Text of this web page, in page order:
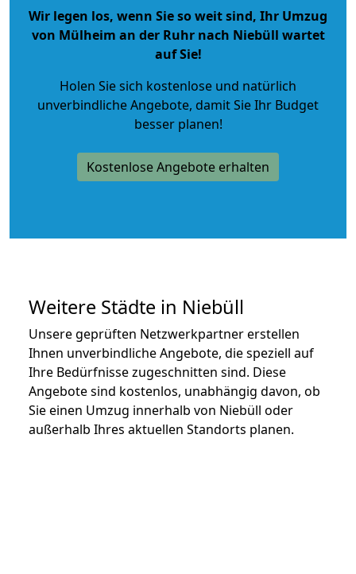
Wir legen los, wenn Sie so weit sind, Ihr Umzug
von Mülheim an der Ruhr nach Niebüll wartet
auf Sie!
Holen Sie sich kostenlose und natürlich
unverbindliche Angebote, damit Sie Ihr Budget
besser planen!
Kostenlose Angebote erhalten
Weitere Städte in Niebüll
Unsere geprüften Netzwerkpartner erstellen
Ihnen unverbindliche Angebote, die speziell auf
Ihre Bedürfnisse zugeschnitten sind. Diese
Angebote sind kostenlos, unabhängig davon, ob
Sie einen Umzug innerhalb von Niebüll oder
außerhalb Ihres aktuellen Standorts planen.